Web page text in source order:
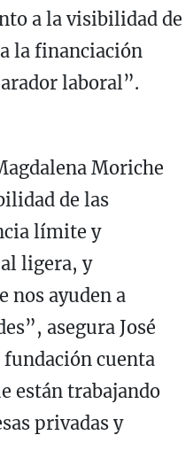
a la visibilidad de
la financiación
laboral”.
Moriche
de las
límite y
ligera, y
nos ayuden a
asegura José
fundación cuenta
están trabajando
privadas y